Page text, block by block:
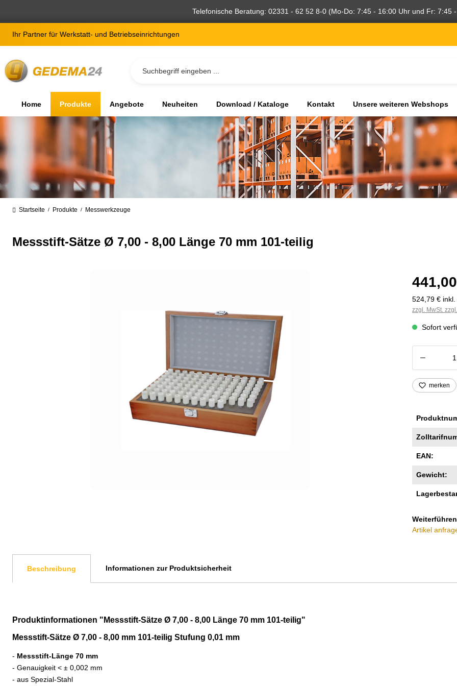
Telefonische Beratung: 02331 - 62 52 8-0 (Mo-Do: 7:45 - 16:00 Uhr und Fr: 7:45
Ihr Partner für Werkstatt- und Betriebseinrichtungen
Home Produkte Angebote Neuheiten Download / Kataloge Kontakt Unsere weiteren Webshops
Startseite / Produkte / Messwerkzeuge
Messstift-Sätze Ø 7,00 - 8,00 Länge 70 mm 101-teilig
524,79 €
zzgl. MwSt.
Sofort
merken
EAN:
Gewicht:
Artikel
Beschreibung Informationen zur Produktsicherheit
Produktinformationen "Messstift-Sätze Ø 7,00 - 8,00 Länge 70 mm 101-teilig"
Messstift-Sätze Ø 7,00 - 8,00 mm 101-teilig Stufung 0,01 mm
- Messstift-Länge 70 mm
- Genauigkeit < ± 0,002 mm
- aus Spezial-Stahl